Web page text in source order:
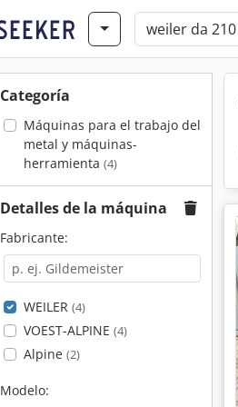
Categoría
Máquinas para el trabajo del
metal y máquinas-
herramienta (4)
Detalles de la máquina
Fabricante:
WEILER (4)
VOEST-ALPINE (4)
Alpine (2)
Modelo: